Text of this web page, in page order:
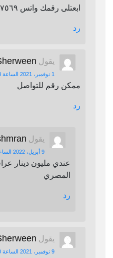
ابعتلى رقمك واتس ٠١٠٦٨٥٠٧٥٦٩
رد
يقول
1 نوفمبر، 2021 الساعة 12:28 م
ممكن رقم للتواصل
رد
يقول
9 أبريل، 2022 الساعة 9:48 ص
عندي مليون دينار
المصري
رد
يقول
9 نوفمبر، 2021 الساعة 6:00 م